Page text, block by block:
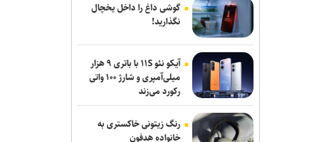
حاج‌علی‌اکبری: تحرکات سازمان‌یافته‌ای برای
ترویج برهنگی انجام می‌شود
وال‌استریت ژورنال: ترامپ دستور تحقیق
درباره افشای اطلاعات ذخایر تسلیحاتی
آمریکا را صادر کرد
گوشی داغ را داخل یخچال
نگذارید!
آیکو نئو ۱۱S با باتری ۹ هزار
میلی‌آمپری و شارژ ۱۰۰ واتی
رکورد می‌زند
رنگ زیتونی خاکستری به
خانواده هدفون